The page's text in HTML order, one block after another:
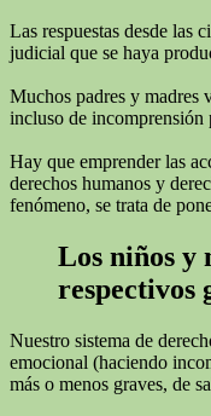
Las respuestas desde las
judicial que se haya
Muchos padres y madres
incluso de incomprensión
Hay que emprender las
derechos humanos y
fenómeno, se trata de
Los niños y
respectivos
Nuestro sistema de
emocional (haciendo
más o menos graves, de